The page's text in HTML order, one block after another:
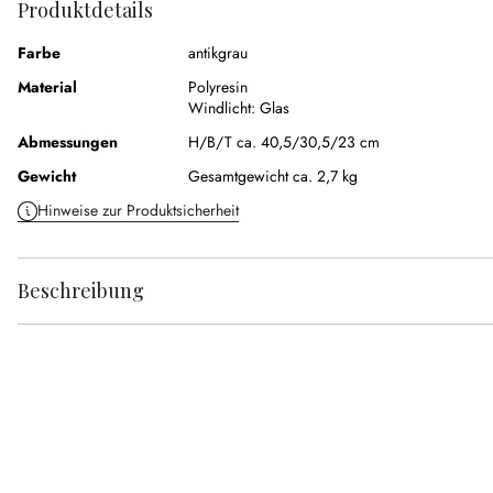
Produktdetails
Farbe
antikgrau
Material
Polyresin
Windlicht: Glas
Abmessungen
H/B/T ca. 40,5/30,5/23 cm
Gewicht
Gesamtgewicht ca. 2,7 kg
Hinweise zur Produktsicherheit
Beschreibung